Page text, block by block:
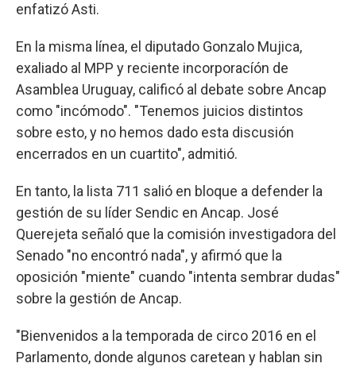
enfatizó Asti.
En la misma línea, el diputado Gonzalo Mujica,
exaliado al MPP y reciente incorporacíón de
Asamblea Uruguay, calificó al debate sobre Ancap
como "incómodo". "Tenemos juicios distintos
sobre esto, y no hemos dado esta discusión
encerrados en un cuartito", admitió.
En tanto, la lista 711 salió en bloque a defender la
gestión de su líder Sendic en Ancap. José
Querejeta señaló que la comisión investigadora del
Senado "no encontró nada", y afirmó que la
oposición "miente" cuando "intenta sembrar dudas"
sobre la gestión de Ancap.
"Bienvenidos a la temporada de circo 2016 en el
Parlamento, donde algunos caretean y hablan sin